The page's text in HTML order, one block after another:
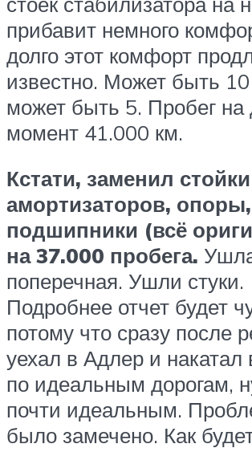
прибавит немного
долго этот комфорт
известно. Может быть
может быть 5. Пробег на
момент 41.000 км.
Кстати, заменил стойки
амортизаторов,
подшипники (всё
на 37.000 пробега.
поперечная. Ушли стуки.
Подробнее отчет будет
потому что сразу после
уехал в Адлер и накатал
по идеальным дорогам,
почти идеальным.
было замечено. Как